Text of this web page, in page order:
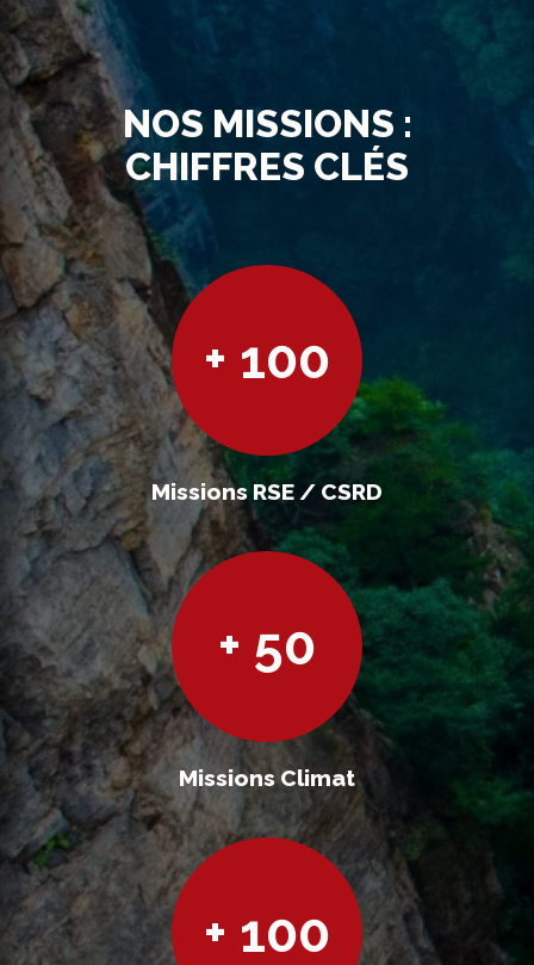
NOS MISSIONS :
CHIFFRES CLÉS
+ 100
Missions RSE / CSRD
+ 50
Missions Climat
+ 100